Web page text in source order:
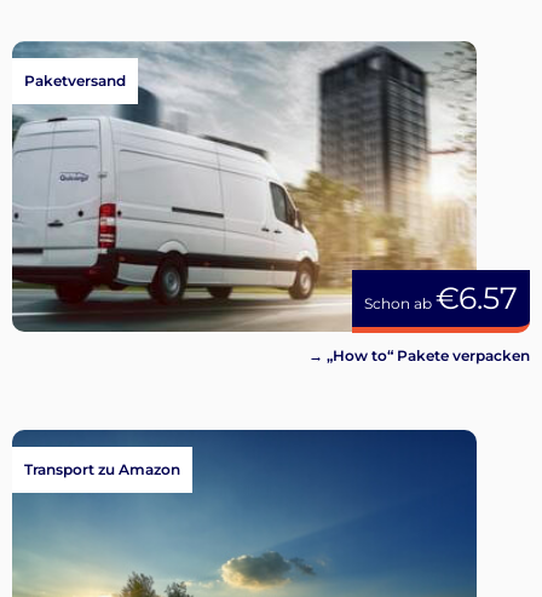
Schon ab €6.57
Paketversand
→ „How to“ Pakete verpacken
Transport zu Amazon